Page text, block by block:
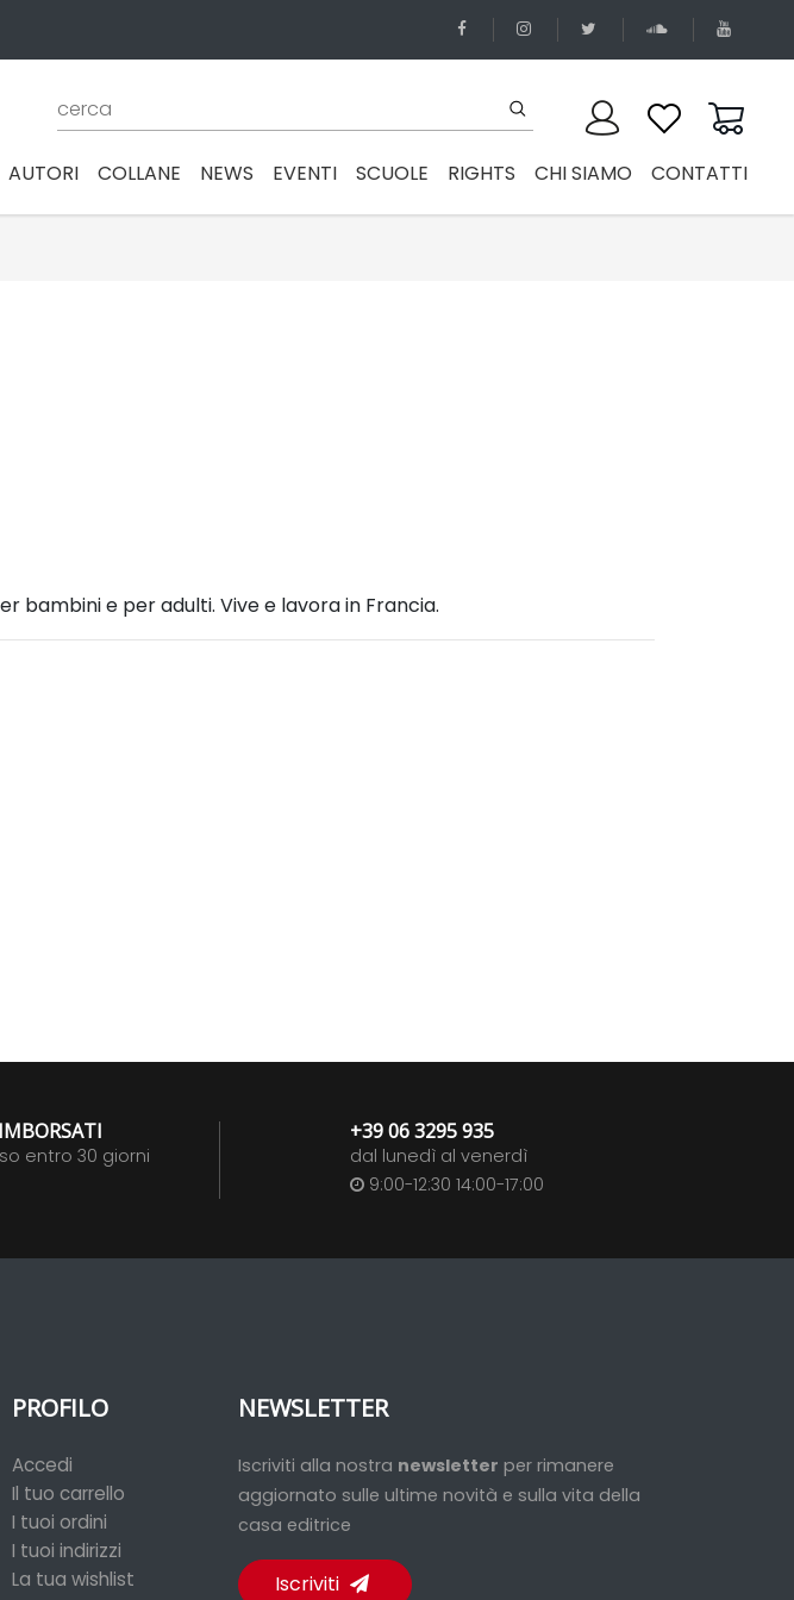
AUTORI COLLANE NEWS EVENTI SCUOLE RIGHTS CHI SIAMO CONTATTI
bambini e per adulti. Vive e lavora in Francia.
entro 30 giorni
+39 06 3295 935
dal lunedì al venerdì
9:00-12:30 14:00-17:00
PROFILO
Accedi
Il tuo carrello
I tuoi ordini
I tuoi indirizzi
La tua wishlist
NEWSLETTER
Iscriviti alla nostra newsletter per rimanere
aggiornato sulle ultime novità e sulla vita della
casa editrice
Iscriviti